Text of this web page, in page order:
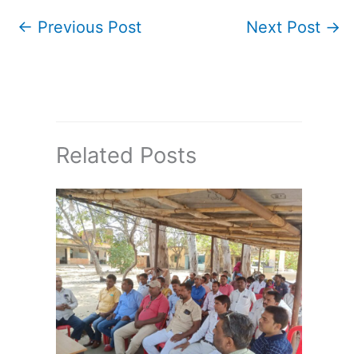
← Previous Post Next Post →
Related Posts